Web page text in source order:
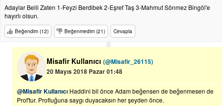
Adaylar Belli Zaten 1-Feyzi Berdibek 2-Eşref Taş 3-Mahmut Sönmez Bingöl'e
hayırlı olsun.
Beğendim (12) Beğenmedim (21) Cevapla
Misafir Kullanıcı (@Misafir_26115)
20 Mayıs 2018 Pazar 01:48
@Misafir Kullanıcı Haddini bil önce Adam beğensen de beğenmesen de
Prof'tur. Profluğuna saygı duyacaksın her şeyden önce.